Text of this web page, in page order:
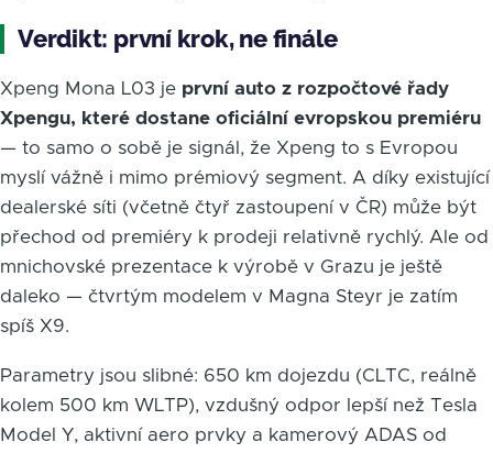
Verdikt: první krok, ne finále
Xpeng Mona L03 je první auto z rozpočtové řady
Xpengu, které dostane oficiální evropskou premiéru
— to samo o sobě je signál, že Xpeng to s Evropou
myslí vážně i mimo prémiový segment. A díky existující
dealerské síti (včetně čtyř zastoupení v ČR) může být
přechod od premiéry k prodeji relativně rychlý. Ale od
mnichovské prezentace k výrobě v Grazu je ještě
daleko — čtvrtým modelem v Magna Steyr je zatím
spíš X9.
Parametry jsou slibné: 650 km dojezdu (CLTC, reálně
kolem 500 km WLTP), vzdušný odpor lepší než Tesla
Model Y, aktivní aero prvky a kamerový ADAS od